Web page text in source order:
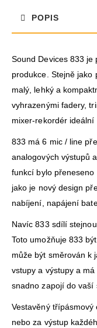
POPIS
Sound Devices 833
produkce. Stejně jako
malý, lehký a
vyhrazenými fadery,
mixer-rekordér ideální
833 má 6 mic / line
analogových výstupů
funkcí bylo přeneseno
jako je nový design
nabíjení, napájení
Navíc 833 sdílí
Toto umožňuje 833
může být směrován k
vstupy a výstupy a
snadno zapojí do vaší
Vestavěný
nebo za výstup